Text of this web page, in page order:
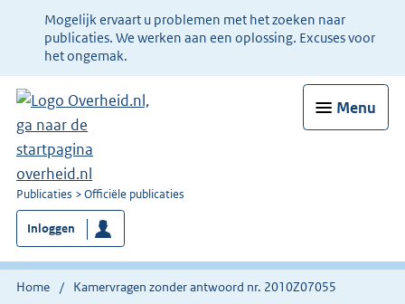
Ter
informatie:
Mogelijk ervaart u problemen met het zoeken naar
publicaties. We werken aan een oplossing. Excuses voor
het ongemak.
Menu
U
bent
nu
hier:
Publicaties Officiële publicaties
Inloggen
Home Kamervragen zonder antwoord nr. 2010Z07055